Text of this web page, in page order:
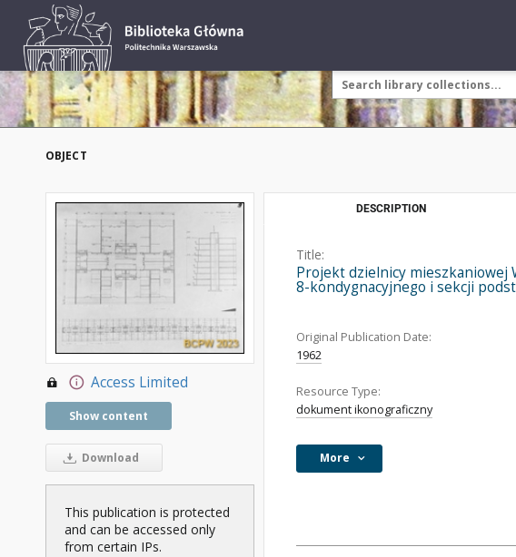
OBJECT
Access Limited
Show content
Download
This publication is protected
and can be accessed only
from certain IPs.
DESCRIPTION
Title:
Projekt dzielnicy mieszkaniowej
8-kondygnacyjnego i sekcji
Original Publication Date:
1962
Resource Type:
dokument ikonograficzny
More